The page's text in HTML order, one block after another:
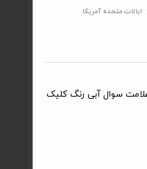
ایالات متحده آمریکا
سوال آبی رنگ کلیک